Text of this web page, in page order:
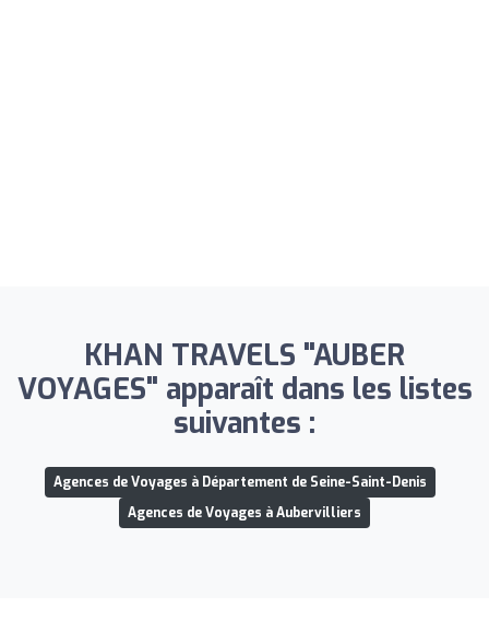
KHAN TRAVELS "AUBER
VOYAGES" apparaît dans les listes
suivantes :
Agences de Voyages à Département de Seine-Saint-Denis
Agences de Voyages à Aubervilliers